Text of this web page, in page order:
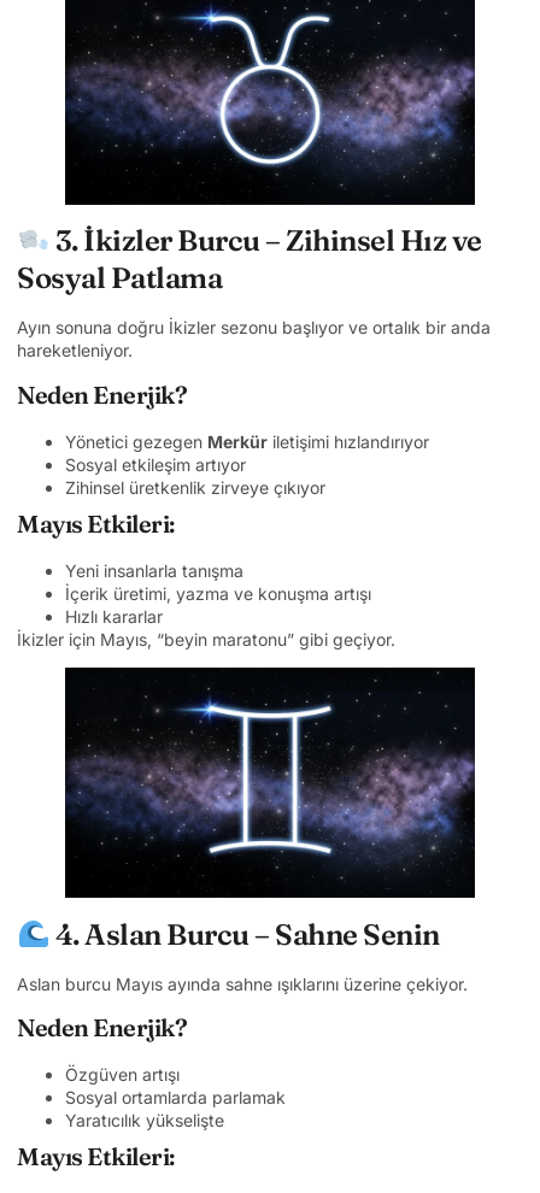
3. İkizler Burcu – Zihinsel Hız ve
Sosyal Patlama
Ayın sonuna doğru İkizler sezonu başlıyor ve ortalık bir anda
hareketleniyor.
Neden Enerjik?
Yönetici gezegen Merkür iletişimi hızlandırıyor
Sosyal etkileşim artıyor
Zihinsel üretkenlik zirveye çıkıyor
Mayıs Etkileri:
Yeni insanlarla tanışma
İçerik üretimi, yazma ve konuşma artışı
Hızlı kararlar
İkizler için Mayıs, “beyin maratonu” gibi geçiyor.
4. Aslan Burcu – Sahne Senin
Aslan burcu Mayıs ayında sahne ışıklarını üzerine çekiyor.
Neden Enerjik?
Özgüven artışı
Sosyal ortamlarda parlamak
Yaratıcılık yükselişte
Mayıs Etkileri: